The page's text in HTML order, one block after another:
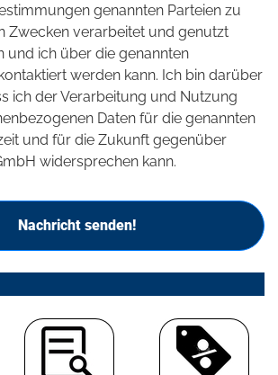
genannten Parteien zu
Zwecken verarbeitet und genutzt
und ich über die genannten
werden kann. Ich bin darüber
ich der Verarbeitung und Nutzung
Daten für die genannten
und für die Zukunft gegenüber
widersprechen kann.
Nachricht senden!